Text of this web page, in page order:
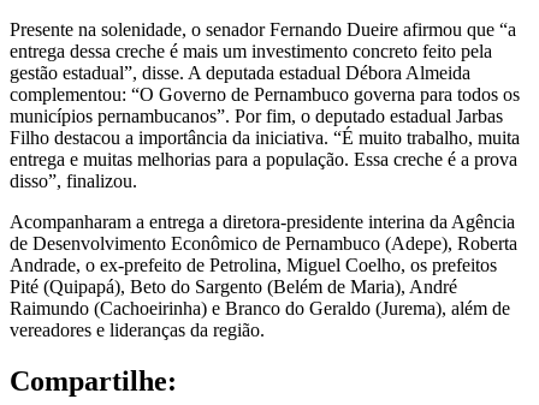
Presente na solenidade, o senador Fernando Dueire afirmou que “a
entrega dessa creche é mais um investimento concreto feito pela
gestão estadual”, disse. A deputada estadual Débora Almeida
complementou: “O Governo de Pernambuco governa para todos os
municípios pernambucanos”. Por fim, o deputado estadual Jarbas
Filho destacou a importância da iniciativa. “É muito trabalho, muita
entrega e muitas melhorias para a população. Essa creche é a prova
disso”, finalizou.
Acompanharam a entrega a diretora-presidente interina da Agência
de Desenvolvimento Econômico de Pernambuco (Adepe), Roberta
Andrade, o ex-prefeito de Petrolina, Miguel Coelho, os prefeitos
Pité (Quipapá), Beto do Sargento (Belém de Maria), André
Raimundo (Cachoeirinha) e Branco do Geraldo (Jurema), além de
vereadores e lideranças da região.
Compartilhe: